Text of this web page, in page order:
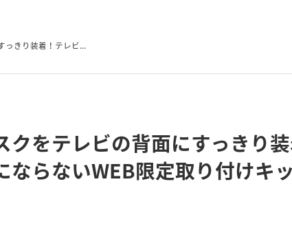
っきり装着！テレビ...
クをテレビの背面にすっきり
ならないWEB限定取り付けキ